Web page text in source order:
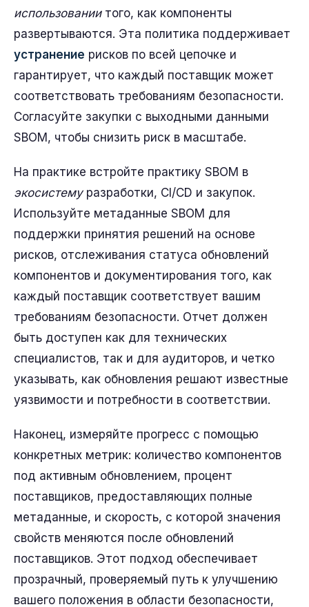
использованиитого, как компоненты
развертываются. Эта политика поддерживает
устранение рисков по всей цепочке и
гарантирует, что каждый поставщик может
соответствовать требованиям безопасности.
Согласуйте закупки с выходными данными
SBOM, чтобы снизить риск в масштабе.
На практике встройте практику SBOM в
экосистемуразработки, CI/CD и закупок.
Используйте метаданные SBOM для
поддержки принятия решений на основе
рисков, отслеживания статуса обновлений
компонентов и документирования того, как
каждый поставщик соответствует вашим
требованиям безопасности. Отчет должен
быть доступен как для технических
специалистов, так и для аудиторов, и четко
указывать, как обновления решают известные
уязвимости и потребности в соответствии.
Наконец, измеряйте прогресс с помощью
конкретных метрик: количество компонентов
под активным обновлением, процент
поставщиков, предоставляющих полные
метаданные, и скорость, с которой значения
свойств меняются после обновлений
поставщиков. Этот подход обеспечивает
прозрачный, проверяемый путь к улучшению
вашего положения в области безопасности,